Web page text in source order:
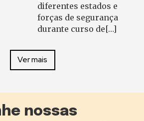
diferentes estados e
forças de segurança
durante curso de[…]
Ver mais
nossas